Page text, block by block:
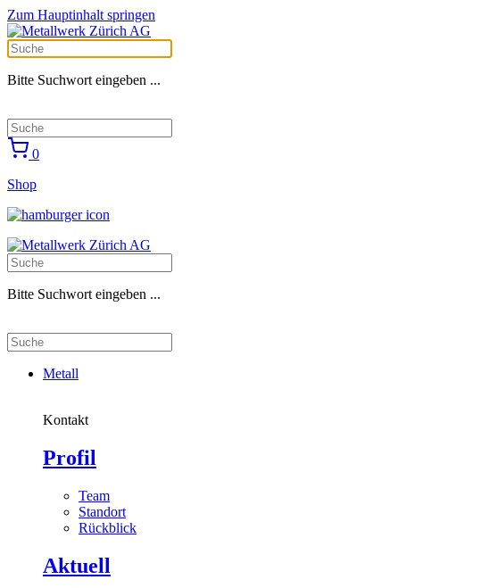
Zum Hauptinhalt springen
Bitte Suchwort eingeben ...
0
Shop
Bitte Suchwort eingeben ...
Metall
Kontakt
Profil
Team
Standort
Rückblick
Aktuell